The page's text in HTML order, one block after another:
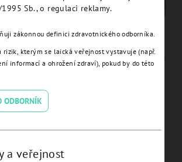
H 4.0
Screwdriver OCTA abutment
JDICON® Plus - ICOASDF.
Sb., o regulaci reklamy.
zákonnou definici zdravotnického odborníka.
rizik, kterým se laická veřejnost vystavuje (např.
informací a ohrožení zdraví), pokud by do této
ODBORNÍK
a veřejnost